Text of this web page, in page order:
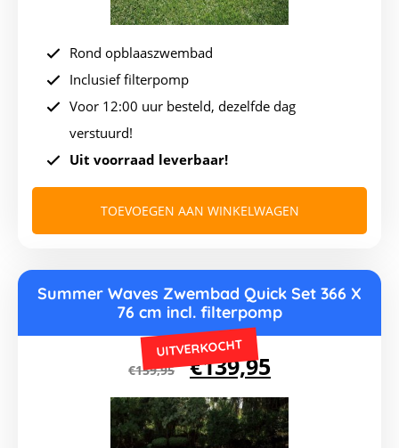
Rond opblaaszwembad
Inclusief filterpomp
Voor 12:00 uur besteld, dezelfde dag
verstuurd!
Uit voorraad leverbaar!
TOEVOEGEN AAN WINKELWAGEN
Summer Waves Zwembad Quick Set 366 X
76 cm incl. filterpomp
€159,95
Oorspronkelijke
prijs
was:
€139,95Huidige
prijs
is:
UITVERKOCHT